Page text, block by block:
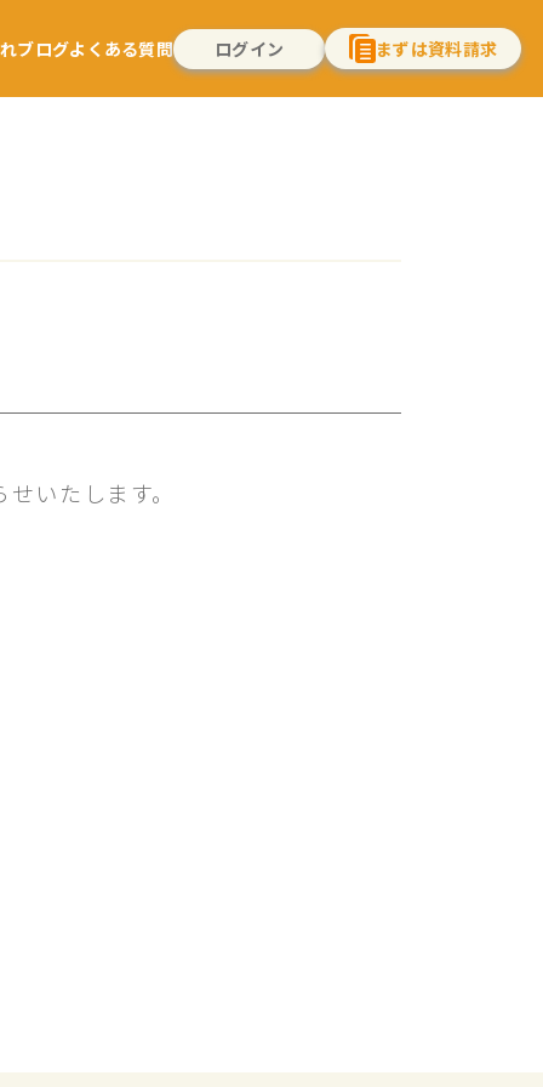
ブログよくある質問 ログイン まずは資料請求
いたします。